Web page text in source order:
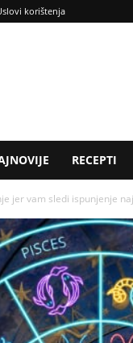
korištenja
RECEPTI
jer vam sledi ispunjenje